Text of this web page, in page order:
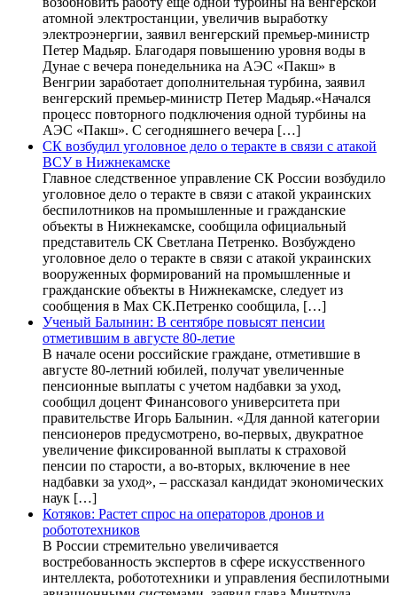
атомной электростанции, увеличив выработку
электроэнергии, заявил венгерский премьер-министр
Петер Мадьяр. Благодаря повышению уровня воды в
Дунае с вечера понедельника на АЭС «Пакш» в
Венгрии заработает дополнительная турбина, заявил
венгерский премьер-министр Петер Мадьяр.«Начался
процесс повторного подключения одной турбины на
АЭС «Пакш». С сегодняшнего вечера […]
СК возбудил уголовное дело о теракте в связи с атакой
ВСУ в Нижнекамске
Главное следственное управление СК России возбудило
уголовное дело о теракте в связи с атакой украинских
беспилотников на промышленные и гражданские
объекты в Нижнекамске, сообщила официальный
представитель СК Светлана Петренко. Возбуждено
уголовное дело о теракте в связи с атакой украинских
вооруженных формирований на промышленные и
гражданские объекты в Нижнекамске, следует из
сообщения в Max СК.Петренко сообщила, […]
Ученый Балынин: В сентябре повысят пенсии
отметившим в августе 80-летие
В начале осени российские граждане, отметившие в
августе 80-летний юбилей, получат увеличенные
пенсионные выплаты с учетом надбавки за уход,
сообщил доцент Финансового университета при
правительстве Игорь Балынин. «Для данной категории
пенсионеров предусмотрено, во-первых, двукратное
увеличение фиксированной выплаты к страховой
пенсии по старости, а во-вторых, включение в нее
надбавки за уход», – рассказал кандидат экономических
наук […]
Котяков: Растет спрос на операторов дронов и
робототехников
В России стремительно увеличивается
востребованность экспертов в сфере искусственного
интеллекта, робототехники и управления беспилотными